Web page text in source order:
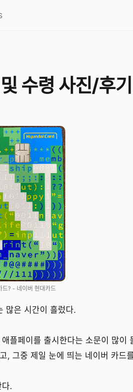
수령 사진/후기
드? - 네이버 현대카드
많은 시간이 흘렀다.
플페이를 출시한다는 소문이 많이
, 그중 제일 눈에 띄는 네이버 카드
.